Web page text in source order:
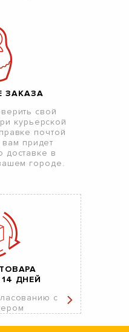
ЗАКАЗА
свой
курьерской
почтой
придет
доставке в
городе.
ДНЕЙ
с